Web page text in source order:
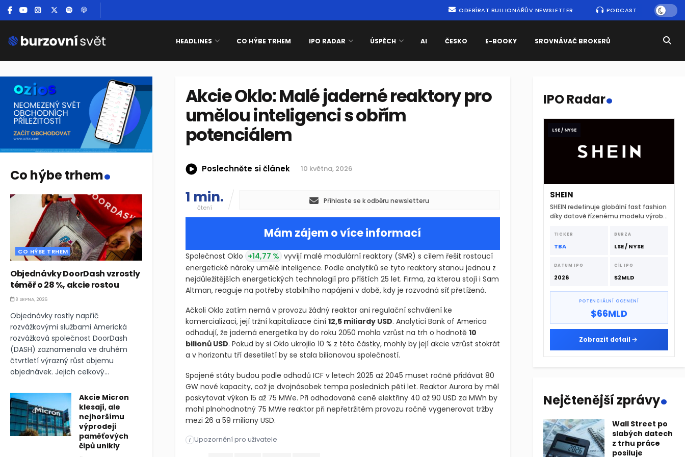
ODEBÍRAT BULLIONÁŘŮV NEWSLETTER PODCAST
HEADLINES CO HÝBE TRHEM IPO RADAR ÚSPĚCH AI ČESKO E-BOOKY SROVNÁVAČ BROKERŮ
Akcie Oklo: Malé jaderné reaktory pro
umělou inteligenci s obřím
potenciálem
Poslechněte si článek 10 května, 2026
1 min.
čtení
Přihlaste se k odběru newsletteru
Mám zájem o více informací
Společnost Oklo +14,77 % vyvíjí malé modulární reaktory (SMR) s cílem řešit rostoucí
energetické nároky umělé inteligence. Podle analytiků se tyto reaktory stanou jednou z
nejdůležitějších energetických technologií pro příštích 25 let. Firma, za kterou stojí i Sam
Altman, reaguje na potřeby stabilního napájení v době, kdy je rozvodná síť přetížená.
Ačkoli Oklo zatím nemá v provozu žádný reaktor ani regulační schválení ke
komercializaci, její tržní kapitalizace činí 12,5 miliardy USD. Analytici Bank of America
odhadují, že jaderná energetika by do roku 2050 mohla vzrůst na trh o hodnotě 10
bilionů USD. Pokud by si Oklo ukrojilo 10 % z této částky, mohly by její akcie vzrůst stokrát
a v horizontu tří desetiletí by se stala bilionovou společností.
Spojené státy budou podle odhadů ICF v letech 2025 až 2045 muset ročně přidávat 80
GW nové kapacity, což je dvojnásobek tempa posledních pěti let. Reaktor Aurora by měl
poskytovat výkon 15 až 75 MWe. Při odhadované ceně elektřiny 40 až 90 USD za MWh by
mohl plnohodnotný 75 MWe reaktor při nepřetržitém provozu ročně vygenerovat tržby
mezi 26 a 59 miliony USD.
Společnost Oklo ​ vyvíjí malé modulární reaktory s cílem řešit rostoucí energetické nároky umělé inteligence. Podle analytiků se tyto
i Upozornění pro uživatele
Co hýbe trhem.
CO HÝBE TRHEM
Objednávky DoorDash vzrostly
téměř o 28 %, akcie rostou
8 SRPNA, 2026
Objednávky rostly napříč
rozvážkovými službami Americká
rozvážková společnost DoorDash
(DASH) zaznamenala ve druhém
čtvrtletí výrazný růst objemu
objednávek. Jejich celkový...
Akcie Micron
klesají, ale
nejhoršímu
výprodeji
paměťových
čipů unikly
IPO Radar.
LSE / NYSE
SHEIN
SHEIN redefinuje globální fast fashion
díky datově řízenému modelu výroby
dodavatelskému řetězci.
TICKER
TBA
BURZA
LSE / NYSE
DATUM IPO
2026
CÍL IPO
$2MLD
POTENCIÁLNÍ OCENĚNÍ
$66MLD
Zobrazit detail
Nejčtenější zprávy.
Wall Street po
slabých datech
z trhu práce
posiluje